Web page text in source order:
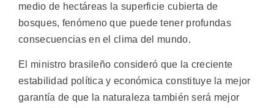
medio de hectáreas la superficie cubierta de
bosques, fenómeno que puede tener profundas
consecuencias en el clima del mundo.
El ministro brasileño consideró que la creciente
estabilidad política y económica constituye la mejor
garantía de que la naturaleza también será mejor